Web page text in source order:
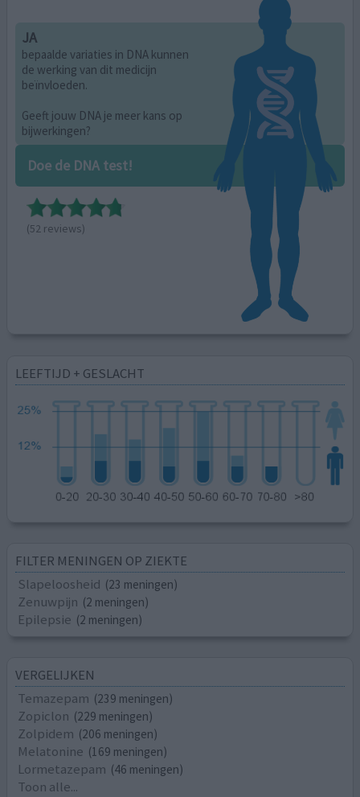
JA
bepaalde variaties in DNA kunnen
de werking van dit medicijn
beïnvloeden.
Geeft jouw DNA je meer kans op
bijwerkingen?
Doe de DNA test!
(52 reviews)
LEEFTIJD + GESLACHT
FILTER MENINGEN OP ZIEKTE
Slapeloosheid (23 meningen)
Zenuwpijn (2 meningen)
Epilepsie (2 meningen)
VERGELIJKEN
Temazepam (239 meningen)
Zopiclon (229 meningen)
Zolpidem (206 meningen)
Melatonine (169 meningen)
Lormetazepam (46 meningen)
Toon alle...